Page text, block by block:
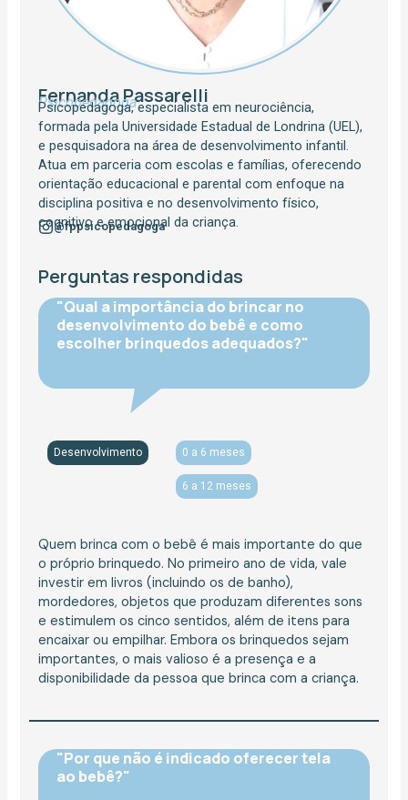
Fernanda Passarelli
Psicopedagoga
Psicopedagoga, especialista em neurociência,
formada pela Universidade Estadual de Londrina (UEL),
e pesquisadora na área de desenvolvimento infantil.
Atua em parceria com escolas e famílias, oferecendo
orientação educacional e parental com enfoque na
disciplina positiva e no desenvolvimento físico,
cognitivo e emocional da criança.
@fppsicopedagoga
Perguntas respondidas
"Qual a importância do brincar no
desenvolvimento do bebê e como
escolher brinquedos adequados?"
Desenvolvimento 0 a 6 meses
6 a 12 meses
Quem brinca com o bebê é mais importante do que
o próprio brinquedo. No primeiro ano de vida, vale
investir em livros (incluindo os de banho),
mordedores, objetos que produzam diferentes sons
e estimulem os cinco sentidos, além de itens para
encaixar ou empilhar. Embora os brinquedos sejam
importantes, o mais valioso é a presença e a
disponibilidade da pessoa que brinca com a criança.
"Por que não é indicado oferecer tela
ao bebê?"